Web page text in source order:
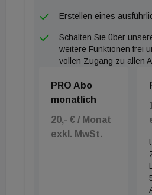
Erstellen eines
Schalten Sie über
weitere Funktionen frei
vollen Zugang zu allen
PRO Abo
monatlich
20,- € / Monat
exkl. MwSt.